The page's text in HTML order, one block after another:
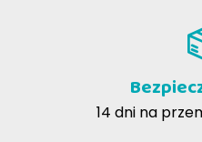
14 dni na